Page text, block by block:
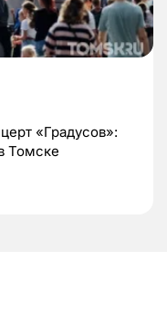
«Градусов»:
Томске